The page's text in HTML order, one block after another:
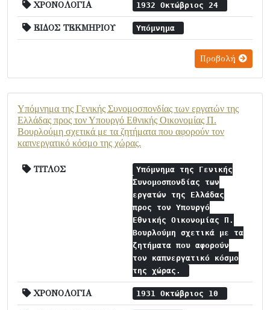
ΧΡΟΝΟΛΟΓΙΑ 1932 Οκτώβριος 24
ΕΙΔΟΣ ΤΕΚΜΗΡΙΟΥ Υπόμνημα
Προβολή
Υπόμνημα της Γενικής Συνομοσπονδίας των εργατών της
Ελλάδας προς τον Υπουργό Εθνικής Οικονομίας Π.
Βουρλούμη σχετικά με τα ζητήματα που αφορούν τον
καπνεργατικό κόσμο της χώρας.
ΤΙΤΛΟΣ
Υπόμνημα της Γενικής
Συνομοσπονδίας των
εργατών της Ελλάδας
προς τον Υπουργό
Εθνικής Οικονομίας Π.
Βουρλούμη σχετικά με τα
ζητήματα που αφορούν
τον καπνεργατικό κόσμο
της χώρας.
ΧΡΟΝΟΛΟΓΙΑ 1931 Οκτώβριος 10